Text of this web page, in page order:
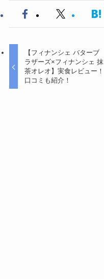
【フィナンシェ バターブ
ラザーズ×フィナンシェ 抹
茶オレオ】実食レビュー！
口コミも紹介！